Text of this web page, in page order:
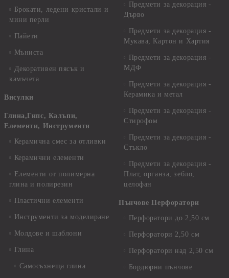
Брокати, ледени кристали и
мини перли
Пайети
Мъниста
Декоративен пясък и
камъчета
Висулки
Глина,Гипс, Калъпи,
Елементи, Инструменти
Керамична смес за отливки
Керамични елементи
Елементи от полимерна
глина и полирезин
Пластични елементи
Инструменти за моделиране
Молдове и шаблони
Глина
Самосъхнеща глина
Предмети за декорация -
Дърво
Предмети за декорация -
Мукава, Картон и Хартия
Предмети за декорация -
МДФ
Предмети за декорация -
Керамика и метал
Предмети за декорация -
Стирофом
Предмети за декорация -
Стъкло
Предмети за декорация -
Плат, органза, зебло,
целофан
Пънчове Перфоратори
Перфоратори до 2,50 см
Перфоратори 2,50 см
Перфоратори над 2,50 см
Бордюрни пънчове